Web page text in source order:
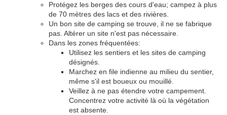
Protégez les berges des cours d'eau; campez à plus
de 70 mètres des lacs et des rivières.
Un bon site de camping se trouve, il ne se fabrique
pas. Altérer un site n'est pas nécessaire.
Dans les zones fréquentées:
Utilisez les sentiers et les sites de camping
désignés.
Marchez en file indienne au milieu du sentier,
même s'il est boueux ou mouillé.
Veillez à ne pas étendre votre campement.
Concentrez votre activité là où la végétation
est absente.